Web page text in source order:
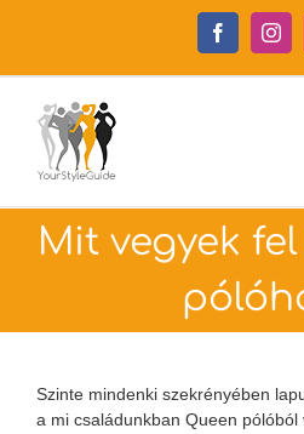
Facebook
Mit vegyek
Szinte mindenki szekrényében
a mi családunkban Queen pólóból